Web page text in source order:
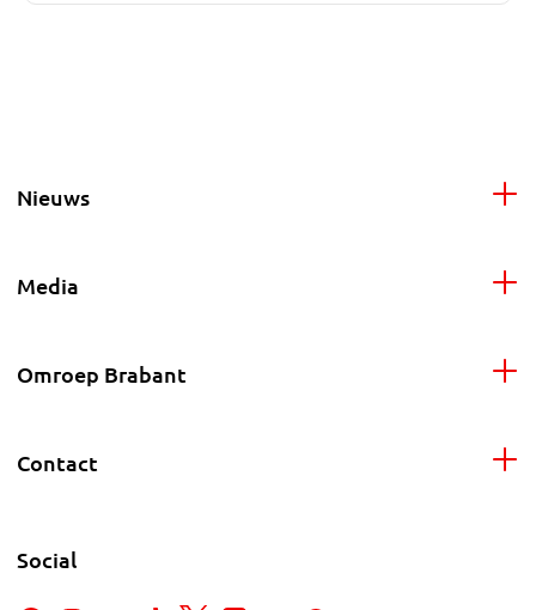
Nieuws
Media
Omroep Brabant
Contact
Social